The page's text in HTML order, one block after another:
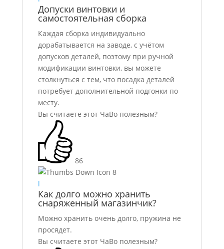
Допуски винтовки и
самостоятельная сборка
Каждая сборка индивидуально
дорабатывается на заводе, с учётом
допусков деталей, поэтому при ручной
модификации винтовки, вы можете
столкнуться с тем, что посадка деталей
потребует дополнительной подгонки по
месту.
Вы считаете этот ЧаВо полезным?
86
8
l
Как долго можно хранить
снаряженный магазинчик?
Можно хранить очень долго, пружина не
просядет.
Вы считаете этот ЧаВо полезным?